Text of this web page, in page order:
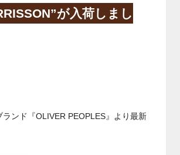
が入荷しまし
ンド『OLIVER PEOPLES』より最新